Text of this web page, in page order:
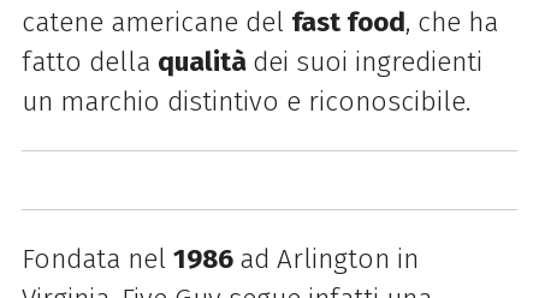
catene americane del fast food, che ha
fatto della qualità dei suoi ingredienti
un marchio distintivo e riconoscibile.
Fondata nel 1986 ad Arlington in